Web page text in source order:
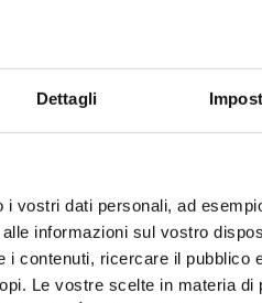
Dettagli
i vostri dati personali, ad
informazioni sul vostro
i contenuti, ricercare il
Le vostre scelte in materia
di